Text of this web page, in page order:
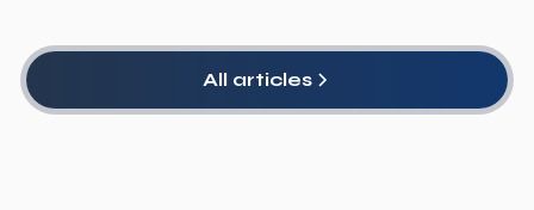
All articles